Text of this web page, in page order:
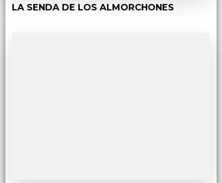
LA SENDA DE LOS ALMORCHONES